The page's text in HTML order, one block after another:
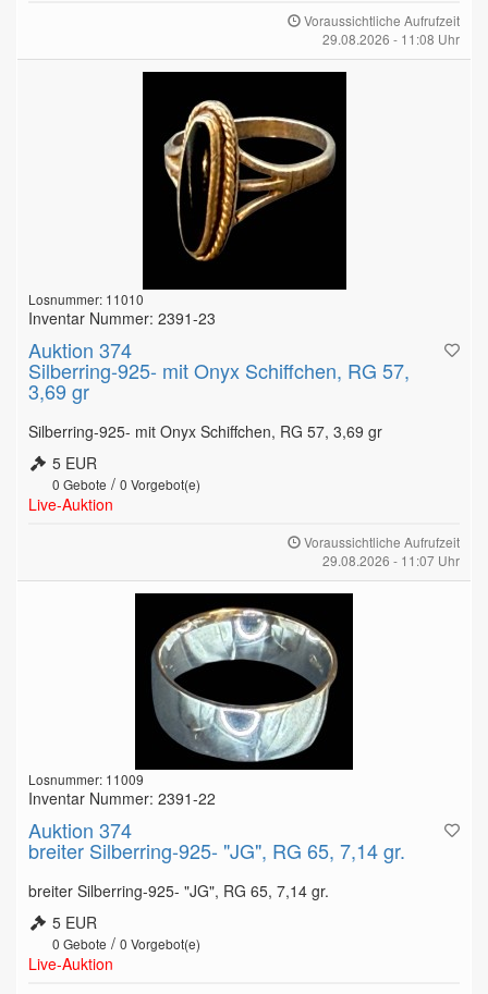
Voraussichtliche Aufrufzeit
29.08.2026 - 11:08 Uhr
Losnummer: 11010
Inventar Nummer: 2391-23
Auktion 374
Silberring-925- mit Onyx Schiffchen, RG 57,
3,69 gr
Silberring-925- mit Onyx Schiffchen, RG 57, 3,69 gr
5 EUR
0 Gebote / 0 Vorgebot(e)
Live-Auktion
Voraussichtliche Aufrufzeit
29.08.2026 - 11:07 Uhr
Losnummer: 11009
Inventar Nummer: 2391-22
Auktion 374
breiter Silberring-925- "JG", RG 65, 7,14 gr.
breiter Silberring-925- "JG", RG 65, 7,14 gr.
5 EUR
0 Gebote / 0 Vorgebot(e)
Live-Auktion